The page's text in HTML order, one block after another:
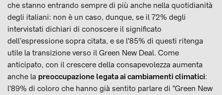
che stanno entrando sempre di più anche nella quotidianità
degli italiani: non è un caso, dunque, se il 72% degli
intervistati dichiari di conoscere il significato
dell’espressione sopra citata, e se l'85% di questi ritenga
utile la transizione verso il Green New Deal. Come
anticipato, con il crescere della consapevolezza aumenta
anche la preoccupazione legata ai cambiamenti climatici:
l'89% di coloro che hanno già sentito parlare di "Green New